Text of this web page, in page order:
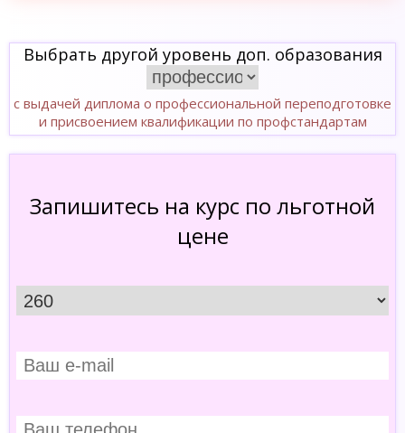
Выбрать другой уровень доп. образования
с выдачей диплома о профессиональной переподготовке
и присвоением квалификации по профстандартам
Запишитесь на курс по льготной
цене